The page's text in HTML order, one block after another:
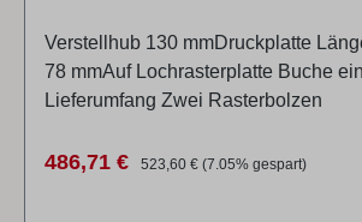
Verstellhub 130 mmDruckplatte
78 mmAuf Lochrasterplatte Buche
Lieferumfang Zwei Rasterbolzen
Verkaufspreis:
486,71 € Regulärer Preis:
523,60 € (7.05% gespart)